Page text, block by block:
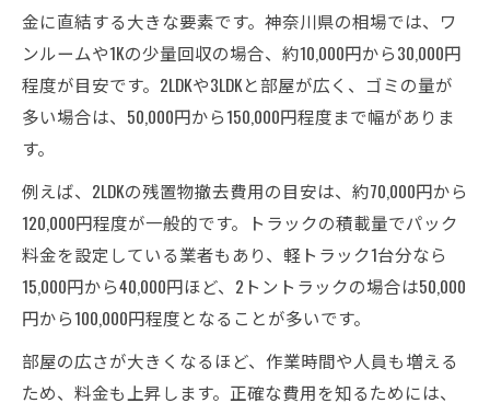
金に直結する大きな要素です。神奈川県の相場では、ワ
ンルームや1Kの少量回収の場合、約10,000円から30,000円
程度が目安です。2LDKや3LDKと部屋が広く、ゴミの量が
多い場合は、50,000円から150,000円程度まで幅がありま
す。
例えば、2LDKの残置物撤去費用の目安は、約70,000円から
120,000円程度が一般的です。トラックの積載量でパック
料金を設定している業者もあり、軽トラック1台分なら
15,000円から40,000円ほど、2トントラックの場合は50,000
円から100,000円程度となることが多いです。
部屋の広さが大きくなるほど、作業時間や人員も増える
ため、料金も上昇します。正確な費用を知るためには、